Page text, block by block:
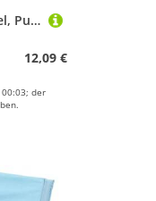
harayaa Tisch-Anzeigetafel, Punktezähler, bis zu 99 Punkte, Punktezähler für Pingpong-Bälle, Tennis, Baseball, Outdoor-Sportwettkämpfe, Blau Rot
12,09 €
der